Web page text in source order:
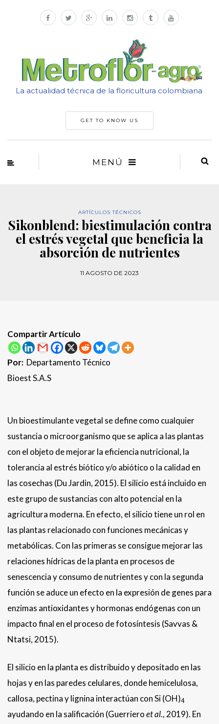
La actualidad técnica de la floricultura colombiana
GET TO KNOW US
MENÚ
ARTÍCULOS TÉCNICOS
Sikonblend: biestimulación contra
el estrés vegetal que beneficia la
absorción de nutrientes
11 AGOSTO DE 2023
Compartir Artículo
Por: Departamento Técnico
Bioest S.A.S
Un bioestimulante vegetal se define como cualquier
sustancia o microorganismo que se aplica a las plantas
con el objeto de mejorar la eficiencia nutricional, la
tolerancia al estrés biótico y/o abiótico o la calidad en
las cosechas (Du Jardin, 2015). El silicio está incluido en
este grupo de sustancias con alto potencial en la
agricultura moderna. En efecto, el silicio tiene un rol en
las plantas relacionado con funciones mecánicas y
metabólicas. Con las primeras se consigue mejorar las
relaciones hídricas de la planta en procesos de
senescencia y consumo de nutrientes y con la segunda
función se aduce un efecto en la expresión de genes para
enzimas antioxidantes y hormonas endógenas con un
impacto final en el proceso de fotosíntesis (Savvas &
Ntatsi, 2015).
El silicio en la planta es distribuido y depositado en las
hojas y en las paredes celulares, donde hemicelulosa,
callosa, pectina y lignina interactúan con Si (OH)4
ayudando en la salificación (Guerrieroet al., 2019). En